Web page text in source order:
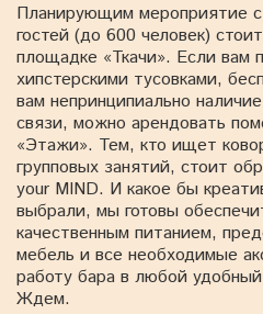
Планирующим мероприятие
гостей (до 600 человек)
площадке «Ткачи». Если вам
хипстерскими тусовками,
вам непринципиально
связи, можно арендовать
«Этажи». Тем, кто ищет
групповых занятий, стоит
your MIND. И какое бы
выбрали, мы готовы
качественным питанием,
мебель и все необходимые
работу бара в любой
Ждем.